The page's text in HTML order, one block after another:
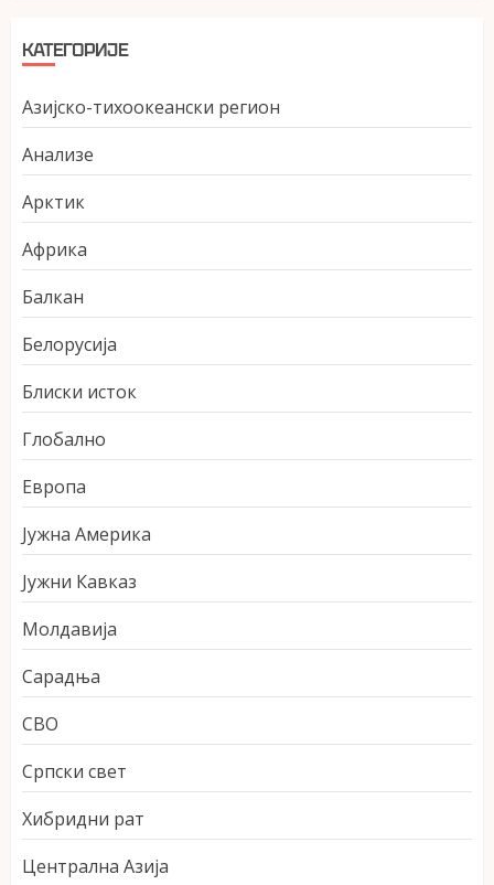
КАТЕГОРИЈЕ
Азијско-тихоокеански регион
Анализе
Арктик
Африка
Балкан
Белорусија
Блиски исток
Глобално
Европа
Јужна Америка
Јужни Кавказ
Молдавија
Сарадња
СВО
Српски свет
Хибридни рат
Централна Азија